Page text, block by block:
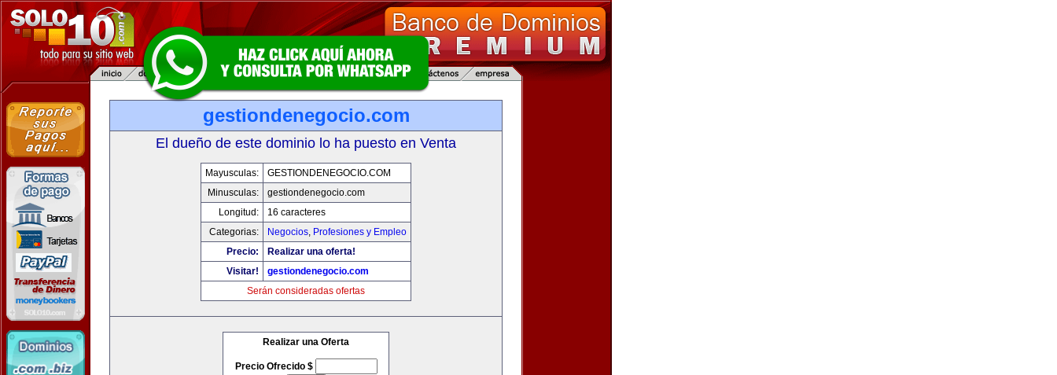
gestiondenegocio.com
El dueño de este dominio lo ha puesto en Venta
Mayusculas:
GESTIONDENEGOCIO.COM
Minusculas:
gestiondenegocio.com
Longitud:
16 caracteres
Categorias:
Negocios, Profesiones y Empleo
Precio:
Realizar una oferta!
Visitar!
gestiondenegocio.com
Serán consideradas ofertas
Realizar una Oferta
Precio Ofrecido $